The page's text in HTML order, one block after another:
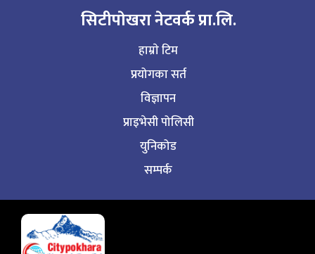
सिटीपाेखरा नेटवर्क प्रा.लि.
हाम्राे टिम
प्रयोगका सर्त
विज्ञापन
प्राइभेसी पोलिसी
युनिकोड
सम्पर्क